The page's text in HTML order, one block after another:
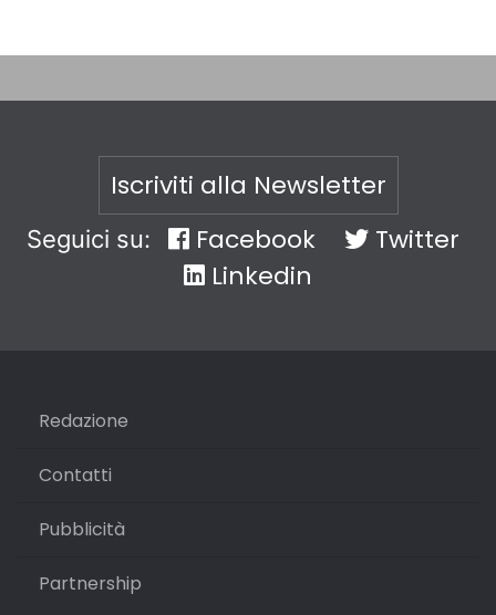
Iscriviti alla Newsletter
Seguici su: Facebook
Twitter
Linkedin
Redazione
Contatti
Pubblicità
Partnership